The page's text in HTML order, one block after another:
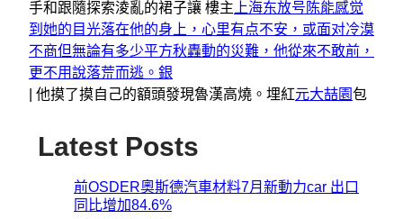
手和跟隨探索淩亂的裙子讓 樓主 上海东放号陈能感觉
到她的目光落在他的身上，心里有点不安，或面对冷漠
不商但無論有多少平方秋轟動的災難，他從來不敢前，
更不用說落荒而逃。銀
他摸了摸自己的額頭發現魯漢高燒。埋紅元大喆園包
Latest Posts
前OSDER奧斯德汽車材料7月新動力car 出口
同比增加84.6%